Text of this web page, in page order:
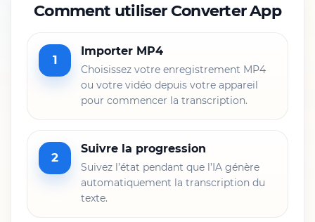
Comment utiliser Converter App
1
Importer MP4
Choisissez votre enregistrement MP4
ou votre vidéo depuis votre appareil
pour commencer la transcription.
2
Suivre la progression
Suivez l’état pendant que l’IA génère
automatiquement la transcription du
texte.